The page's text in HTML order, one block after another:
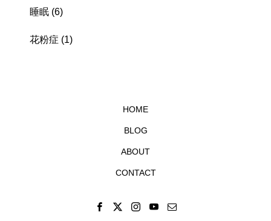
睡眠 (6)
花粉症 (1)
HOME
BLOG
ABOUT
CONTACT